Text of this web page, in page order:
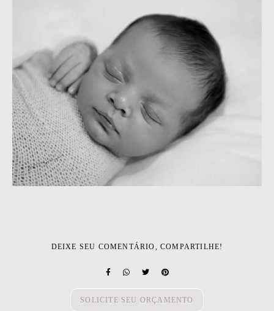
DEIXE SEU COMENTÁRIO, COMPARTILHE!
SOLICITE SEU ORÇAMENTO